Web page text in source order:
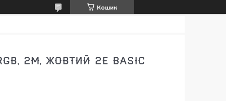
Кошик
2М, ЖОВТИЙ 2E BASIC